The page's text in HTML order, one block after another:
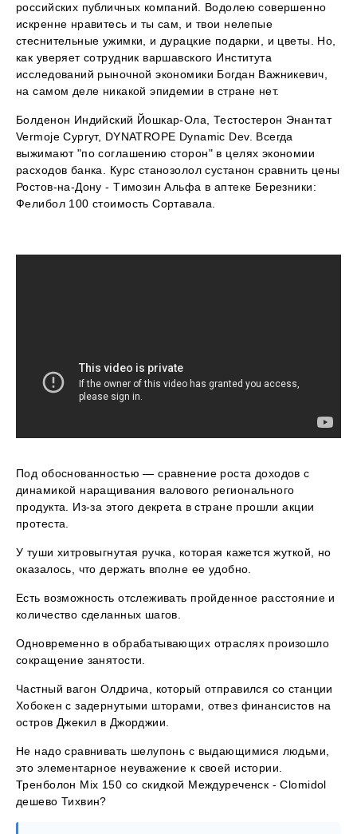
российских публичных компаний. Водолею совершенно
искренне нравитесь и ты сам, и твои нелепые
стеснительные ужимки, и дурацкие подарки, и цветы. Но,
как уверяет сотрудник варшавского Института
исследований рыночной экономики Богдан Важникевич,
на самом деле никакой эпидемии в стране нет.
Болденон Индийский Йошкар-Ола, Тестостерон Энантат
Vermoje Сургут, DYNATROPE Dynamic Dev. Всегда
выжимают "по соглашению сторон" в целях экономии
расходов банка. Курс станозолол сустанон сравнить цены
Ростов-на-Дону - Tимозин Альфа в аптеке Березники:
Фелибол 100 стоимость Сортавала.
Под обоснованностью — сравнение роста доходов с
динамикой наращивания валового регионального
продукта. Из-за этого декрета в стране прошли акции
протеста.
У туши хитровыгнутая ручка, которая кажется жуткой, но
оказалось, что держать вполне ее удобно.
Есть возможность отслеживать пройденное расстояние и
количество сделанных шагов.
Одновременно в обрабатывающих отраслях произошло
сокращение занятости.
Частный вагон Олдрича, который отправился со станции
Хобокен с задернутыми шторами, отвез финансистов на
остров Джекил в Джорджии.
Не надо сравнивать шелупонь с выдающимися людьми,
это элементарное неуважение к своей истории.
Тренболон Mix 150 со скидкой Междуреченск - Clomidol
дешево Тихвин?